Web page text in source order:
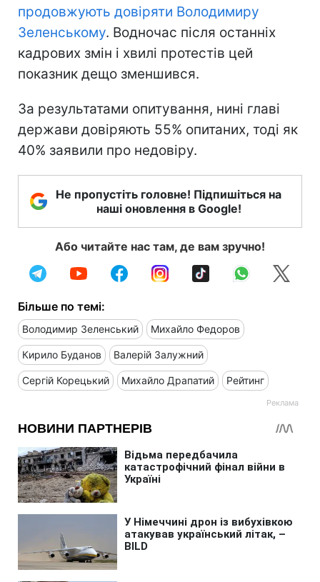
продовжують довіряти Володимиру
Зеленському. Водночас після останніх
кадрових змін і хвилі протестів цей
показник дещо зменшився.
За результатами опитування, нині главі
держави довіряють 55% опитаних, тоді як
40% заявили про недовіру.
Не пропустіть головне! Підпишіться на
наші оновлення в Google!
Або читайте нас там, де вам зручно!
Більше по темі:
Володимир Зеленський Михайло Федоров
Кирило Буданов Валерій Залужний
Сергій Корецький Михайло Драпатий Рейтинг